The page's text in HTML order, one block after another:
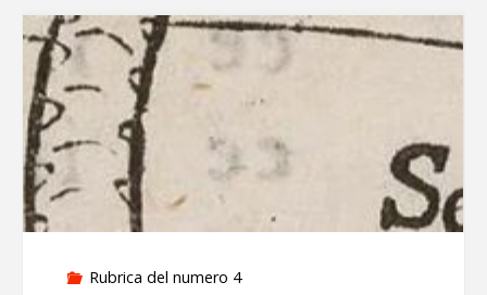
e
musica
che
emoziona"
Rubrica del numero 4